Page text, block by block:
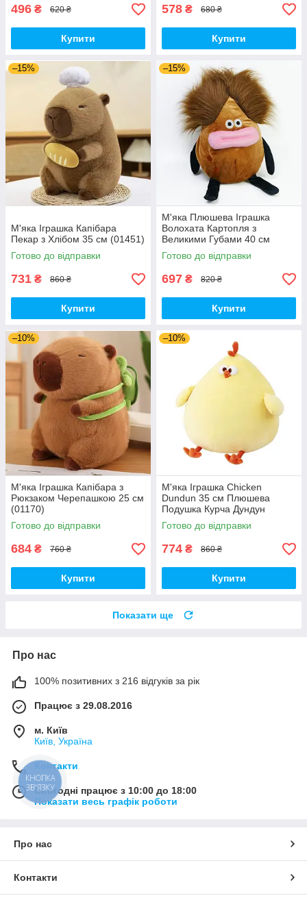
496 ₴ 620 ₴
Купити
578 ₴ 680 ₴
Купити
–15%
М'яка Іграшка Капібара
Пекар з Хлібом 35 см (01451)
Готово до відправки
731 ₴ 860 ₴
Купити
–15%
М'яка Плюшева Іграшка
Волохата Картопля з
Великими Губами 40 см
Funny Hair Potato (01499)
Готово до відправки
697 ₴ 820 ₴
Купити
–10%
М'яка Іграшка Капібара з
Рюкзаком Черепашкою 25 см
(01170)
Готово до відправки
684 ₴ 760 ₴
Купити
–10%
М'яка Іграшка Chicken
Dundun 35 см Плюшева
Подушка Курча Дундун
(00905)
Готово до відправки
774 ₴ 860 ₴
Купити
Показати ще
Про нас
100% позитивних з 216 відгуків за рік
Працює з 29.08.2016
м. Київ
Київ, Україна
Контакти
Сьогодні працює з 10:00 до 18:00
Показати весь графік роботи
Про нас
Контакти
КНОПКА
ЗВ'ЯЗКУ